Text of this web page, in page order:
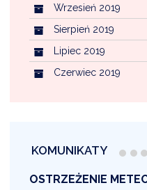
Wrzesień 2019
Sierpień 2019
Lipiec 2019
Czerwiec 2019
KOMUNIKATY
OSTRZEŻENIE